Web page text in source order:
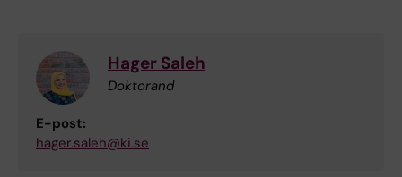
Hager Saleh
Doktorand
E-post:
hager.saleh@ki.se